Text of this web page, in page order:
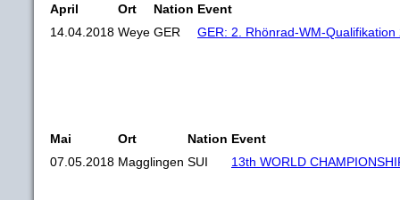
April Ort Nation Event
14.04.2018 Weye GER GER: 2. Rhönrad-WM-Qualifikation
Mai Ort Nation Event
07.05.2018 Magglingen SUI 13th WORLD